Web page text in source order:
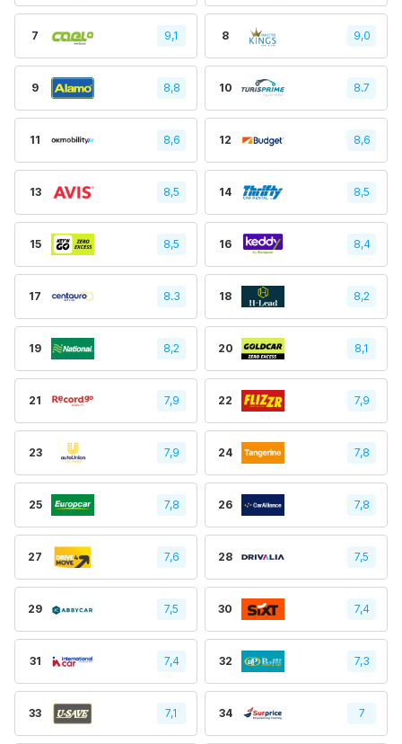
7 9,1 8 9,0
9 8,8 10 8.7
11 8,6 12 8,6
13 8,5 14 8,5
15 8,5 16 8,4
17 8.3 18 8,2
19 8,2 20 8,1
21 7,9 22 7,9
23 7,9 24 7,8
25 7,8 26 7,8
27 7,6 28 7,5
29 7,5 30 7,4
31 7,4 32 7,3
33 7,1 34 7